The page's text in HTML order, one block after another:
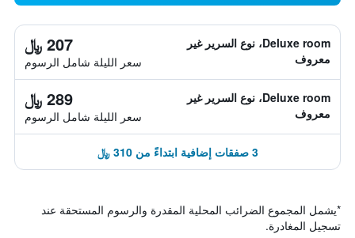
Deluxe room، نوع السرير غير
معروف
207 ﷼
سعر الليلة شامل الرسوم
Deluxe room، نوع السرير غير
معروف
289 ﷼
سعر الليلة شامل الرسوم
3 صفقات إضافية ابتداءً من 310 ﷼
*يشمل المجموع الضرائب المحلية المقدرة والرسوم المستحقة عند
تسجيل المغادرة.